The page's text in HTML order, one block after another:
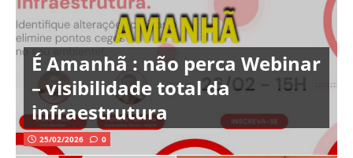
É Amanhã : não perca Webinar
– visibilidade total da
infraestrutura
25/02/2026 0